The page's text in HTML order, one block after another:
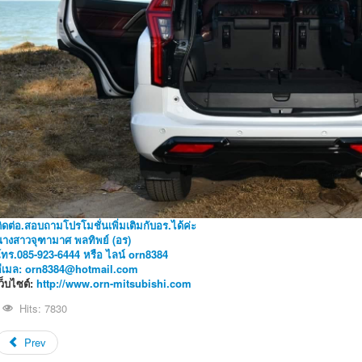
ต่อ.สอบถามโปรโมชั่นเพิ่มเติมกับอร.ได้ค่ะ
งสาวจุฑามาศ พลทิพย์ (อร)
ร.085-923-6444 หรือ ไลน์ orn8384
มล: orn8384@hotmail.com
บไซต์: http://www.orn-mitsubishi.com
Hits: 7830
Prev